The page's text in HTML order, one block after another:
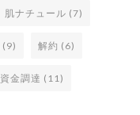
肌ナチュール (7)
(9) 解約 (6)
資金調達 (11)